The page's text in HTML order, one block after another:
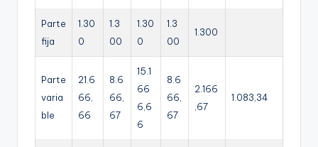
Parte
fija
1.30
0
1.3
00
1.30
0
1.3
00
1.300
Parte
varia
ble
21.6
66,
66
8.6
66,
67
15.1
66
6,6
6
8.6
66,
67
2.166
,67
1.083,34